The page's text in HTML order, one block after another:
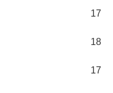
17
18
17